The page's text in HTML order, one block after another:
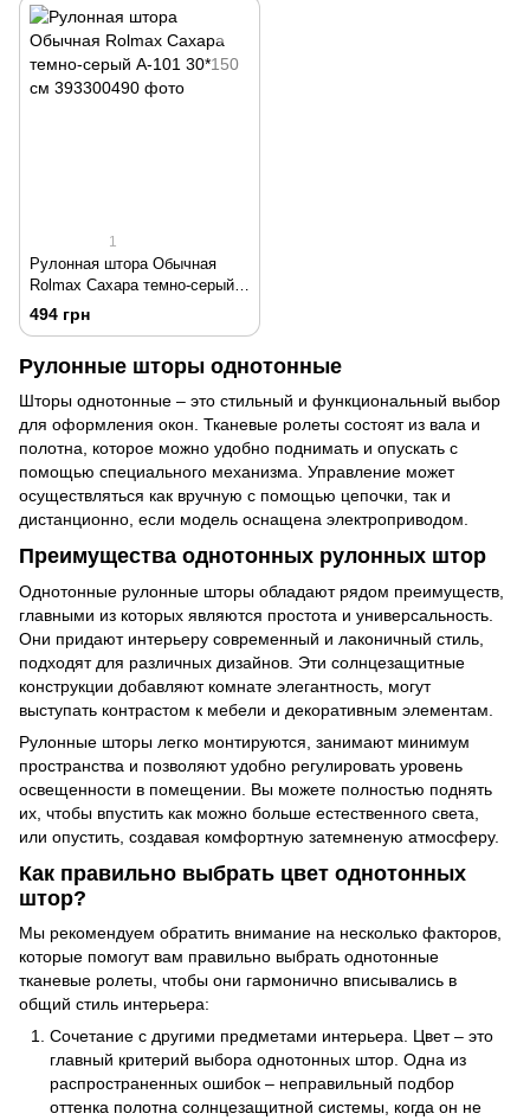
1
Рулонная штора Обычная
Rolmax Сахара темно-серый
А-101 30*150 см
494 грн
Рулонные шторы однотонные
Шторы однотонные – это стильный и функциональный выбор
для оформления окон. Тканевые ролеты состоят из вала и
полотна, которое можно удобно поднимать и опускать с
помощью специального механизма. Управление может
осуществляться как вручную с помощью цепочки, так и
дистанционно, если модель оснащена электроприводом.
Преимущества однотонных рулонных штор
Однотонные рулонные шторы обладают рядом преимуществ,
главными из которых являются простота и универсальность.
Они придают интерьеру современный и лаконичный стиль,
подходят для различных дизайнов. Эти солнцезащитные
конструкции добавляют комнате элегантность, могут
выступать контрастом к мебели и декоративным элементам.
Рулонные шторы легко монтируются, занимают минимум
пространства и позволяют удобно регулировать уровень
освещенности в помещении. Вы можете полностью поднять
их, чтобы впустить как можно больше естественного света,
или опустить, создавая комфортную затемненую атмосферу.
Как правильно выбрать цвет однотонных
штор?
Мы рекомендуем обратить внимание на несколько факторов,
которые помогут вам правильно выбрать однотонные
тканевые ролеты, чтобы они гармонично вписывались в
общий стиль интерьера:
Сочетание с другими предметами интерьера. Цвет– это
главный критерий выбора однотонных штор. Одна из
распространенных ошибок – неправильный подбор
оттенка полотна солнцезащитной системы, когда он не